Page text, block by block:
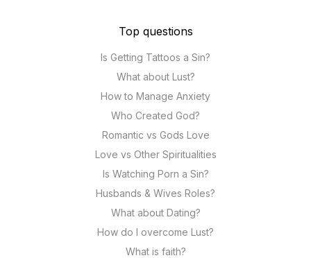
Top questions
Is Getting Tattoos a Sin?
What about Lust?
How to Manage Anxiety
Who Created God?
Romantic vs Gods Love
Love vs Other Spiritualities
Is Watching Porn a Sin?
Husbands & Wives Roles?
What about Dating?
How do I overcome Lust?
What is faith?